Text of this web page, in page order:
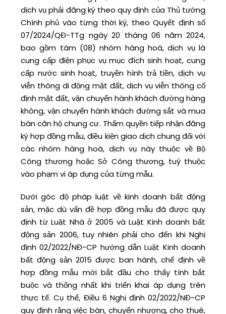
dịch vụ phải đăng ký theo quy định của Thủ tướng
Chính phủ vào từng thời kỳ, theo Quyết định số
07/2024/QĐ-TTg ngày 20 tháng 06 năm 2024,
bao gồm tám (08) nhóm hàng hoá, dịch vụ là
cung cấp điện phục vụ mục đích sinh hoạt, cung
cấp nước sinh hoạt, truyền hình trả tiền, dịch vụ
viễn thông di động mặt đất, dịch vụ viễn thông cố
định mặt đất, vận chuyển hành khách đường hàng
không, vận chuyển hành khách đường sắt và mua
bán căn hộ chung cư. Thẩm quyền tiếp nhận đăng
ký hợp đồng mẫu, điều kiện giao dịch chung đối với
các nhóm hàng hoá, dịch vụ này thuộc về Bộ
Công thương hoặc Sở Công thương, tuỳ thuộc
vào phạm vi áp dụng của từng mẫu.
Dưới góc độ pháp luật về kinh doanh bất động
sản, mặc dù vấn đề hợp đồng mẫu đã được quy
định từ Luật Nhà ở 2005 và Luật Kinh doanh bất
động sản 2006, tuy nhiên phải cho đến khi Nghị
định 02/2022/NĐ-CP hướng dẫn Luật Kinh doanh
bất động sản 2015 được ban hành, chế định về
hợp đồng mẫu mới bắt đầu cho thấy tính bắt
buộc và thống nhất khi triển khai áp dụng trên
thực tế. Cụ thể, Điều 6 Nghị định 02/2022/NĐ-CP
quy định rằng việc bán, chuyển nhượng, cho thuê,